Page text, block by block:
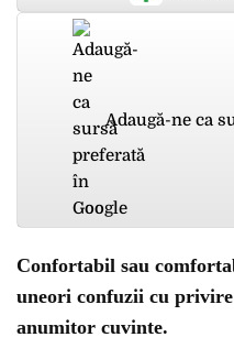
Adaugă-ne ca
Confortabil sau
uneori confuzii cu
anumitor cuvinte.